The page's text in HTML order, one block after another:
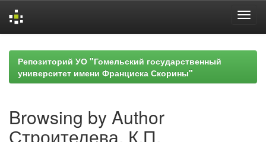
navigationРепозиторий УО "Гомельский государственный
университет имени Франциска Скорины"
Browsing by Author
Строителева, К.П.